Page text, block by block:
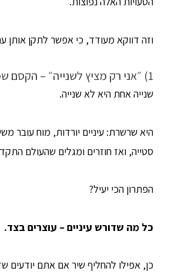
וזה דווקא מעודד, כי אפשר לתקן אותן
1) ״אני רק מציץ לשנייה״ – הקסם שמחרב ריכוז
שנייה אחת היא לא שנייה.
היא שרשרת: עיניים יורדות, מוח עובר
סטייה, ואז חוזרים ומגלים שהעולם
הפתרון הכי יעיל?
כל מה שדורש עיניים – עוצרים בצד.
כן, אפילו להחליף שיר אם אתם יודעים